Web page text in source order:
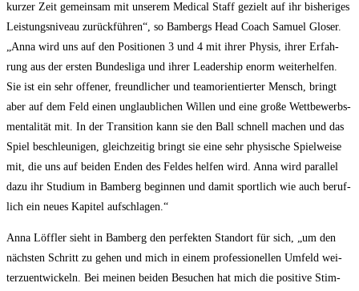
kur­zer Zeit gemein­sam mit unse­rem Medi­cal Staff gezielt auf ihr bis­he­ri­ges
Leis­tungs­ni­veau zurück­füh­ren“, so Bam­bergs Head Coach Samu­el Glo­ser.
„Anna wird uns auf den Posi­tio­nen 3 und 4 mit ihrer Phy­sis, ihrer Erfah­
rung aus der ers­ten Bun­des­li­ga und ihrer Lea­der­ship enorm wei­ter­hel­fen.
Sie ist ein sehr offe­ner, freund­li­cher und team­ori­en­tier­ter Mensch, bringt
aber auf dem Feld einen unglaub­li­chen Wil­len und eine gro­ße Wett­be­werbs­
men­ta­li­tät mit. In der Tran­si­ti­on kann sie den Ball schnell machen und das
Spiel beschleu­ni­gen, gleich­zei­tig bringt sie eine sehr phy­si­sche Spiel­wei­se
mit, die uns auf bei­den Enden des Fel­des hel­fen wird. Anna wird par­al­lel
dazu ihr Stu­di­um in Bam­berg begin­nen und damit sport­lich wie auch beruf­
lich ein neu­es Kapi­tel aufschlagen.“
Anna Löff­ler sieht in Bam­berg den per­fek­ten Stand­ort für sich, „um den
nächs­ten Schritt zu gehen und mich in einem pro­fes­sio­nel­len Umfeld wei­
ter­zu­ent­wi­ckeln. Bei mei­nen bei­den Besu­chen hat mich die posi­ti­ve Stim­